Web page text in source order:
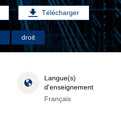
Télécharger
droit
Langue(s)
d'enseignement
Français